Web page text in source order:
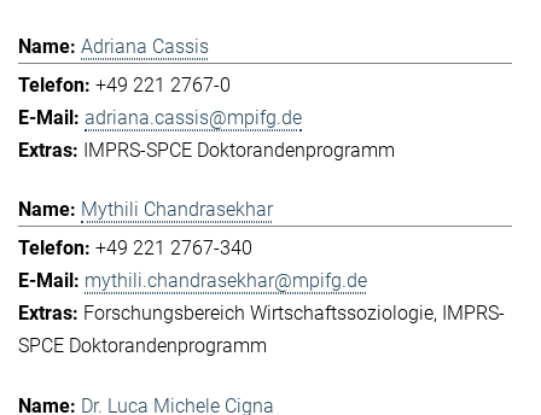
Adriana Cassis
+49 221 2767-0
adriana.cassis@mpifg.de
IMPRS-SPCE Doktorandenprogramm
Mythili Chandrasekhar
+49 221 2767-340
mythili.chandrasekhar@mpifg.de
Forschungsbereich Wirtschaftssoziologie
IMPRS-
SPCE Doktorandenprogramm
Dr. Luca Michele Cigna